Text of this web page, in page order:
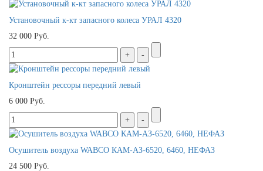
Установочный к-кт запасного колеса УРАЛ 4320
32 000 Руб.
Кронштейн рессоры передний левый
6 000 Руб.
Осушитель воздуха WABCO КАМ-АЗ-6520, 6460, НЕФАЗ
24 500 Руб.